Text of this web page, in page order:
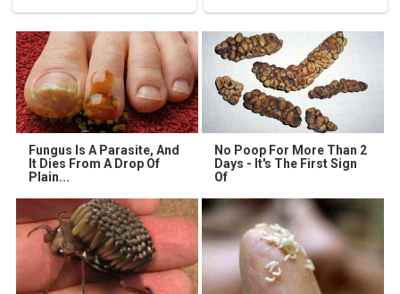
Fungus Is A Parasite, And
It Dies From A Drop Of
Plain...
No Poop For More Than 2
Days - It's The First Sign
Of